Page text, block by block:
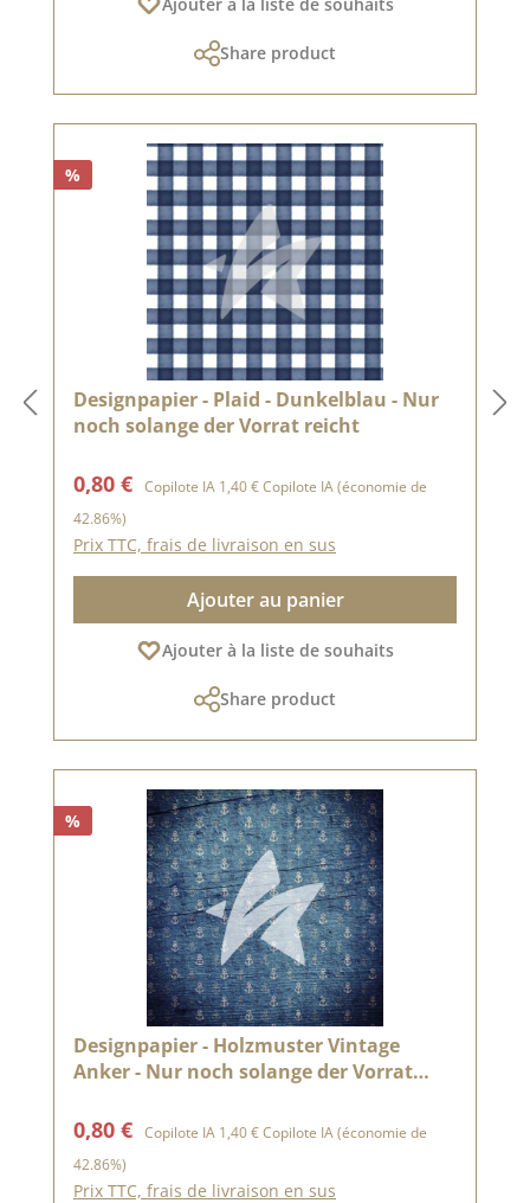
Share product
%
Designpapier - Plaid - Dunkelblau - Nur
noch solange der Vorrat reicht
Prix de vente :
0,80 € Copilote IA Prix régulier :
1,40 €Copilote IA(économie de
42.86%)
Prix TTC, frais de livraison en sus
Ajouter au panier
Ajouter à la liste de souhaits
Share product
%
Designpapier - Holzmuster Vintage
Anker - Nur noch solange der Vorrat
Prix de vente :
0,80 € Copilote IA Prix régulier :
1,40 €Copilote IA(économie de
42.86%)
Prix TTC, frais de livraison en sus